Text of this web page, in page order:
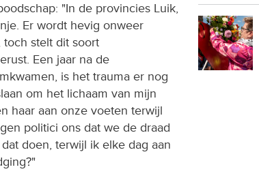
"In de provincies Luik,
Er wordt hevig onweer
toch stelt dit soort
Een jaar na de
is het trauma er nog
om het lichaam van mijn
haar aan onze voeten terwijl
politici ons dat we de draad
doen, terwijl ik elke dag aan